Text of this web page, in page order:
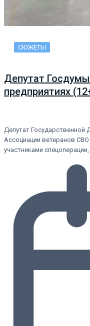
СЮЖЕТЫ
Депутат
предприятиях
Депутат Государственной
Ассоциации ветеранов
участниками